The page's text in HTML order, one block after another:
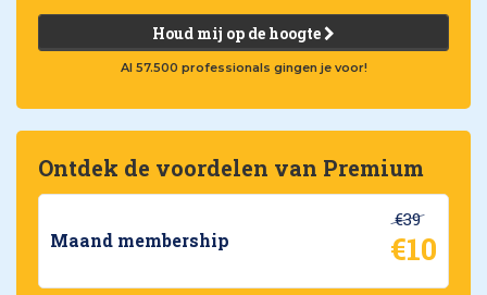
Houd mij op de hoogte
Al 57.500 professionals gingen je voor!
Ontdek de voordelen van Premium
Maand membership
€39
€10